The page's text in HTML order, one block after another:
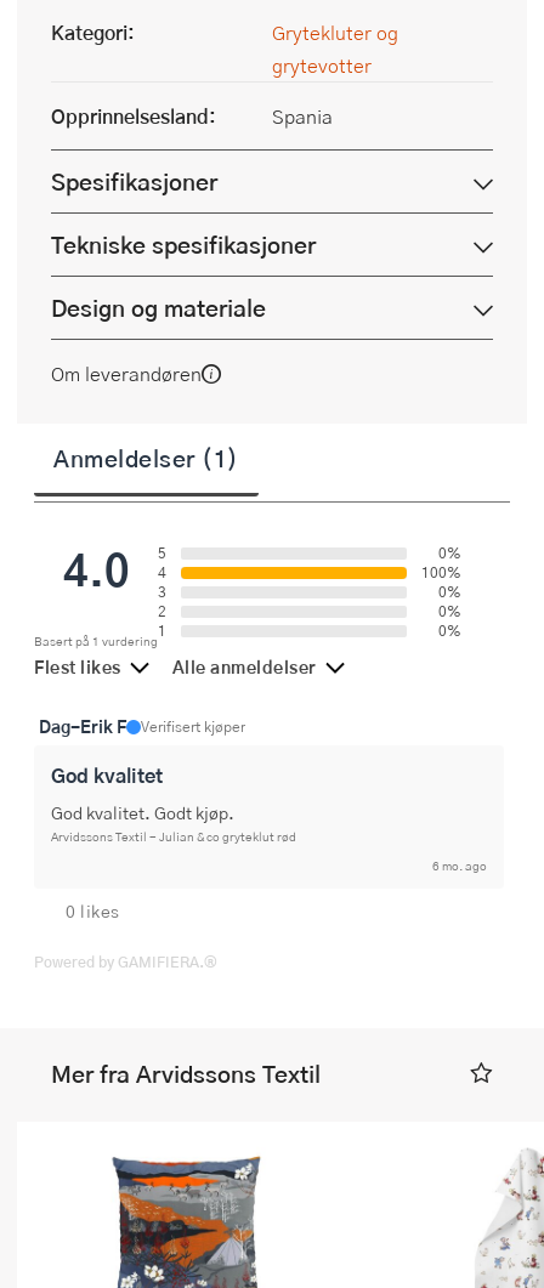
Kategori:
Grytekluter og
grytevotter
Opprinnelsesland:
Spania
Spesifikasjoner
Tekniske spesifikasjoner
Design og materiale
Om leverandøren
Anmeldelser (1)
4.0
Basert på 1 vurdering
5
0%
4
100%
3
0%
2
0%
1
0%
Flest likes Alle anmeldelser
Dag-Erik F Verifisert kjøper
God kvalitet
God kvalitet. Godt kjøp.
Arvidssons Textil - Julian & co gryteklut rød
6 mo. ago
0 likes
Powered by GAMIFIERA.®
Mer fra Arvidssons Textil